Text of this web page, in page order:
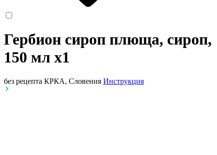
Гербион сироп плюща, сироп,
150 мл x1
без рецепта КРКА, Словения Инструкция